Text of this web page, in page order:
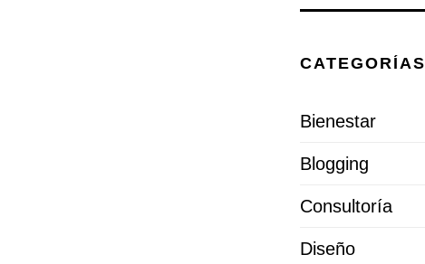
CATEGORÍAS
Bienestar
Blogging
Consultoría
Diseño